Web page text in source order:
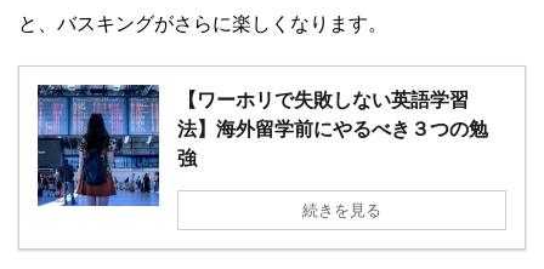
と、バスキングがさらに楽しくなります。
【ワーホリで失敗しない英語学習
法】海外留学前にやるべき３つの勉
強
続きを見る